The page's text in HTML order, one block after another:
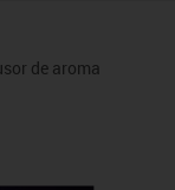
de aroma